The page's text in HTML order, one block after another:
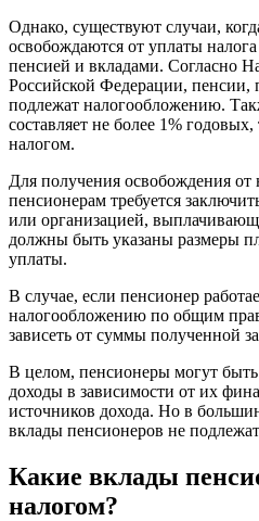
Однако, существуют случаи,
освобождаются от уплаты
пенсией и вкладами. Согласно
Российской Федерации, пенсии,
подлежат налогообложению.
составляет не более 1%
налогом.
Для получения освобождения от
пенсионерам требуется
или организацией,
должны быть указаны размеры
уплаты.
В случае, если пенсионер
налогообложению по общим
зависеть от суммы полученной
В целом, пенсионеры могут
доходы в зависимости от их
источников дохода. Но в
вклады пенсионеров не
Какие вклады
налогом?